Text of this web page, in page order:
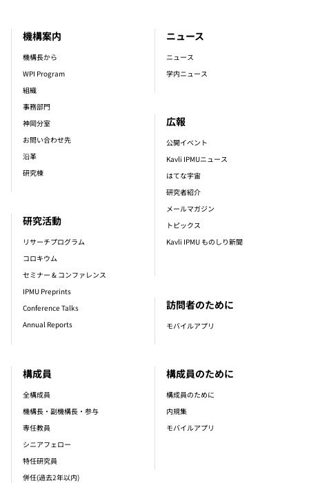
footer_main_menu
機構案内
機構長から
WPI Program
組織
事務部門
神岡分室
お問い合わせ先
沿革
研究棟
構成員
全構成員
機構長・副機構長・参与
専任教員
シニアフェロー
特任研究員
併任(過去2年以内)
研究活動
リサーチプログラム
コロキウム
セミナー & コンファレンス
IPMU Preprints
Conference Talks
Annual Reports
ニュース
ニュース
学内ニュース
広報
公開イベント
Kavli IPMUニュース
はてな宇宙
研究者紹介
メールマガジン
トピックス
Kavli IPMU ものしり新聞
訪問者のために
モバイルアプリ
構成員のために
構成員のために
内規集
モバイルアプリ